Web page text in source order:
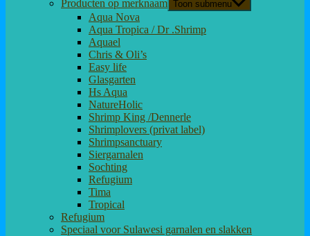
Producten op merknaam Toon submenu
Aqua Nova
Aqua Tropica / Dr .Shrimp
Aquael
Chris & Oli’s
Easy life
Glasgarten
Hs Aqua
NatureHolic
Shrimp King /Dennerle
Shrimplovers (privat label)
Shrimpsanctuary
Siergarnalen
Sochting
Refugium
Tima
Tropical
Refugium
Speciaal voor Sulawesi garnalen en slakken